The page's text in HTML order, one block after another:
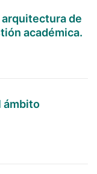
de
académica.
ámbito